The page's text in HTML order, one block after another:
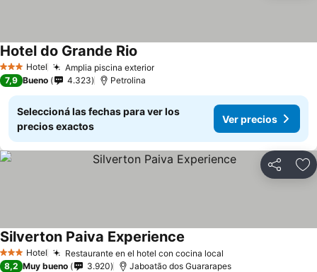
3 Estrellas
Hotel Amplia piscina exterior
Hotel do Grande Rio
7,9 Bueno 4.323 Petrolina
Seleccioná las fechas para ver los
precios exactos
Ver precios
Compartir
3 Estrellas
Hotel Restaurante en el hotel con cocina local
Silverton Paiva Experience
8,2 Muy bueno 3.920 Jaboatão dos Guararapes